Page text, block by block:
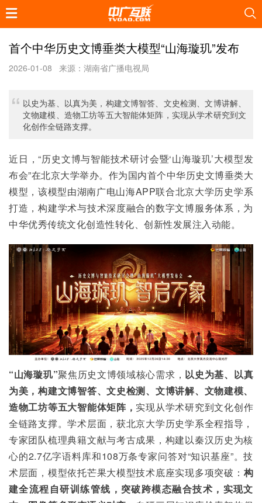
首个中华历史文博垂类大模型“山海璇玑”发布
2026-01-08 来源：湖南省广播电视局
以史为基、以真为美，构建文博智答、文史检测、文博讲解、
文物建模、造物工坊等五大智能体矩阵，实现从学术研究到文
化创作全链路支撑。
近日，“历史文博与智能技术研讨会暨‘山海璇玑’大模型发
布会”在北京大学举办。作为国内首个中华历史文博垂类大
模型，该模型由湖南广电山海APP联合北京大学历史学系
打造，构建学术与技术深度融合的数字文博服务体系，为
中华优秀传统文化创造性转化、创新性发展注入动能。
“山海璇玑”聚焦历史文博领域核心需求， 以史为基、以真
为美，构建文博智答、文史检测、文博讲解、文物建模、
造物工坊等五大智能体矩阵， 实现从学术研究到文化创作
全链路支撑。学术层面，获北京大学历史学系全程指导，
专家团队梳理典籍文献与考古成果，构建以秦汉历史为核
心的2.7亿字语料库和108万条专家问答对“知识基座”。技
术层面，模型依托芒果大模型技术底座实现多项突破： 构
建全流程自研训练管线，突破跨模态融合技术，实现文